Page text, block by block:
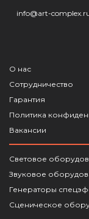
info@art-
О нас
Сотрудничество
Гарантия
Политика
Вакансии
Световое
Звуковое
Генераторы
Сценическое